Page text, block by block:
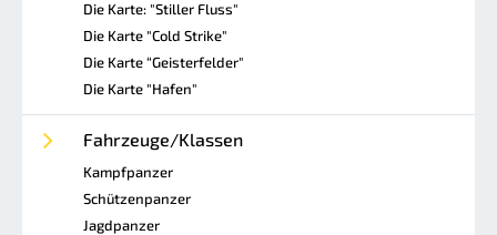
Die Karte: "Stiller Fluss"
Die Karte "Cold Strike"
Die Karte “Geisterfelder"
Die Karte "Hafen"
Fahrzeuge/Klassen
Kampfpanzer
Schützenpanzer
Jagdpanzer